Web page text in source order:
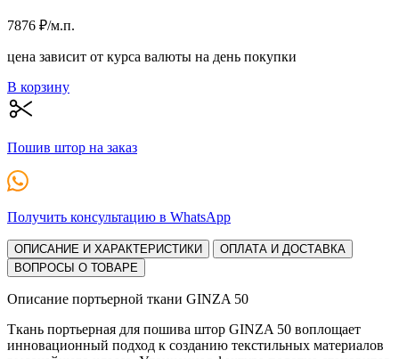
7876 ₽/м.п.
цена зависит от курса валюты на день покупки
В корзину
Пошив штор на заказ
Получить консультацию в WhatsApp
ОПИСАНИЕ И ХАРАКТЕРИСТИКИ
ОПЛАТА И ДОСТАВКА
ВОПРОСЫ О ТОВАРЕ
Описание портьерной ткани GINZA 50
Ткань портьерная для пошива штор GINZA 50 воплощает
инновационный подход к созданию текстильных материалов